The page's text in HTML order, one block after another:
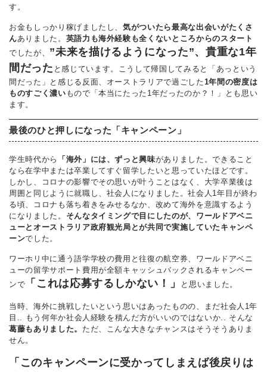
す。
お金もしっかり稼げましたし、気がついたら最高な出会いがたくさ
んありました。 英語力も海外経験も全くないところからのスタート
でしたが、 ”未来を描けるようになった”、貴重な1年
間だった と感じています。こうして帰国してみると「あっという
間だった」と感じる反面、オーストラリアで過ごした1年間の密度は
ものすごく濃い もので「本当にたった1年だったのか？！」とも思い
ます。
最後のひと押しになった「キャンペーン」
学生時代から 「海外」には、ずっと興味がありました。できること
なら在学中または卒業してすぐ留学したいと思っていたほどです。
しかし、コロナの影響でその思いが叶うことはなく、大学卒業後は
周囲と同じように就職し、社会人になりました。社会人1年目が終わ
る頃、コロナも落ち着きをみせるなか、改めて海外を意識するよう
になりました。 そんなタイミングで目にしたのが、ワールドアベニ
ューとオーストラリア政府観光局とが共同で実施していたキャンペ
ーンでした。
ワーホリ中に通う語学学校の費用と往復の航空券、ワールドアベニ
ューの留学サポート費用が全額キャッシュバックされるキャンペー
ンで
「これは応募するしかない！」 と思いました。
当時、海外に挑戦したいという思いはあったものの、まだ社会人1年
目.. もう何年か社会人経験を積んだ方がいいのではないか.. そんな
葛藤もありました。 ただ、こんな大きなチャンスはそうそうありま
せん。
「このキャンペーンに受かってしまえば後戻りは